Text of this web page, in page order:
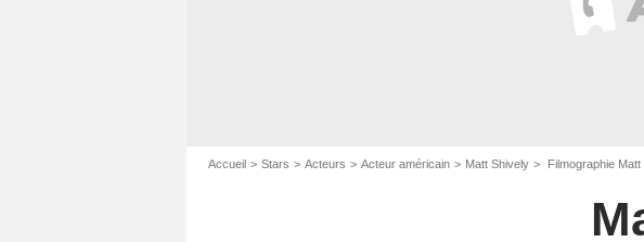
Accueil Stars Acteurs Acteur américain Matt Shively Filmographie Matt